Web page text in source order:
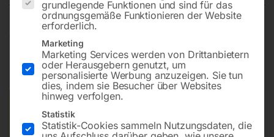
inkl. MwSt. zzgl.Versandkosten
Lieferzeit:ca. 2 - 3 Tage
Versandkosten Standard (Österreich):
Bitte beachten Sie: Die Versandkosten gelten für Österreich.
Andere Länder können abweichen.
grundlegende Funktionen und sind für das
ordnungsgemäße Funktionieren der Website
erforderlich.
Marketing
Marketing Services werden von Drittanbietern
oder Herausgebern genutzt, um
personalisierte Werbung anzuzeigen. Sie tun
dies, indem sie Besucher über Websites
hinweg verfolgen.
Statistik
Statistik-Cookies sammeln Nutzungsdaten, die